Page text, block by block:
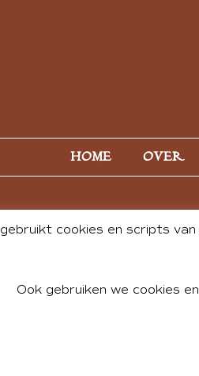
HOME OVER
© 2026 ALL
gebruikt cookies en scripts
Ook gebruiken we cookies